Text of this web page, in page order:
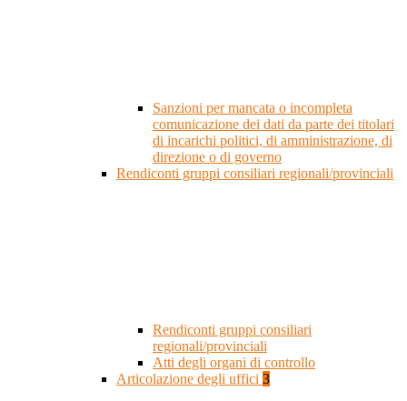
Sanzioni per mancata o incompleta
comunicazione dei dati da parte dei titolari
di incarichi politici, di amministrazione, di
direzione o di governo
Rendiconti gruppi consiliari regionali/provinciali
Rendiconti gruppi consiliari
regionali/provinciali
Atti degli organi di controllo
Articolazione degli uffici 3